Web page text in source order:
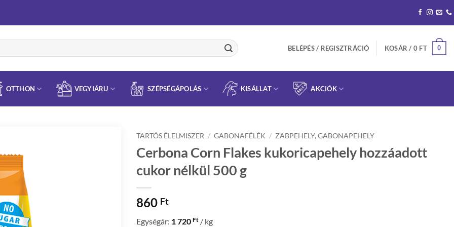
BELÉPÉS / REGISZTRÁCIÓ KOSÁR / 0 FT 0
OTTHON VEGYIÁRU SZÉPSÉGÁPOLÁS KISÁLLAT AKCIÓK
TARTÓS ÉLELMISZER / GABONAFÉLÉK / ZABPEHELY, GABONAPEHELY
Cerbona Corn Flakes kukoricapehely hozzáadott
cukor nélkül 500 g
860 Ft
Egységár: 1 720 Ft / kg